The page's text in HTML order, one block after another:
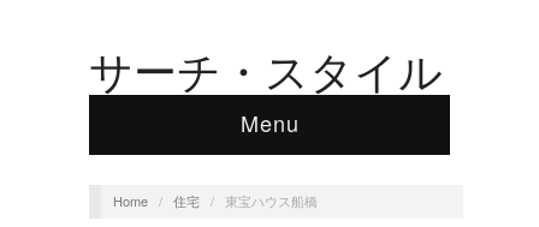
サーチ・スタイル
Menu
Home / 住宅 / 東宝ハウス船橋